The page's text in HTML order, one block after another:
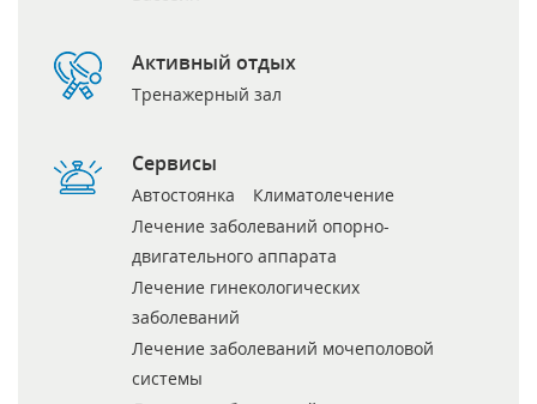
Активный отдых
Тренажерный зал
Сервисы
Автостоянка
Климатолечение
Лечение заболеваний опорно-
двигательного аппарата
Лечение гинекологических
заболеваний
Лечение заболеваний мочеполовой
системы